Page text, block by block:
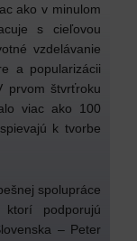
ako v minulom
s cieľovou
vzdelávanie
a popularizácii
prvom štvrťroku
viac ako 100
k tvorbe
spolupráce
ktorí podporujú
– Peter